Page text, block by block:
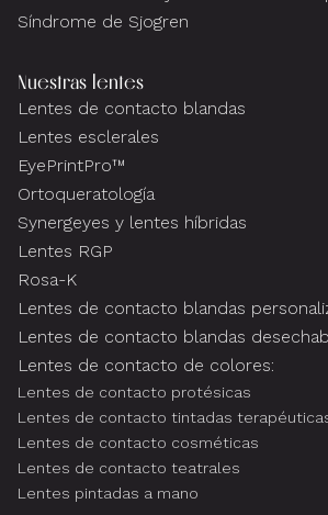
Síndrome de Sjogren
Nuestras lentes
Lentes de contacto blandas
Lentes esclerales
EyePrintPro™
Ortoqueratología
Synergeyes y lentes híbridas
Lentes RGP
Rosa-K
Lentes de contacto blandas
Lentes de contacto blandas
Lentes de contacto de colores:
Lentes de contacto protésicas
Lentes de contacto tintadas
Lentes de contacto cosméticas
Lentes de contacto teatrales
Lentes pintadas a mano